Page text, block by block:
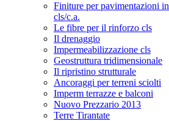
Finiture per pavimentazioni in
cls/c.a.
Le fibre per il rinforzo cls
Il drenaggio
Impermeabilizzazione cls
Geostruttura tridimensionale
Il ripristino strutturale
Ancoraggi per terreni sciolti
Imperm terrazze e balconi
Nuovo Prezzario 2013
Terre Tirantate